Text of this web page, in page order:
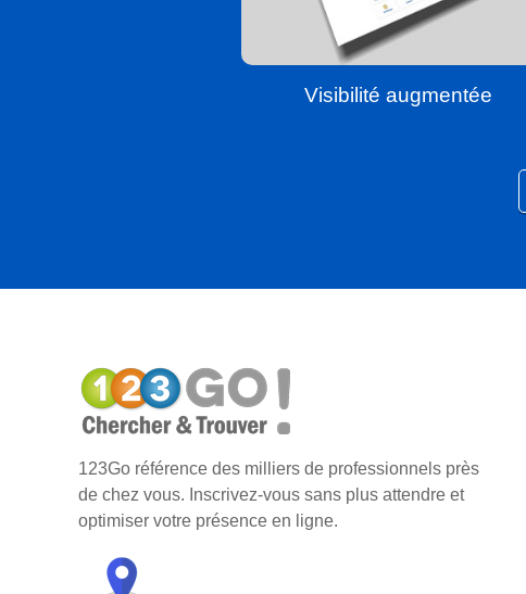
Visibilité augmentée
123Go référence des milliers de professionnels près
de chez vous. Inscrivez-vous sans plus attendre et
optimiser votre présence en ligne.